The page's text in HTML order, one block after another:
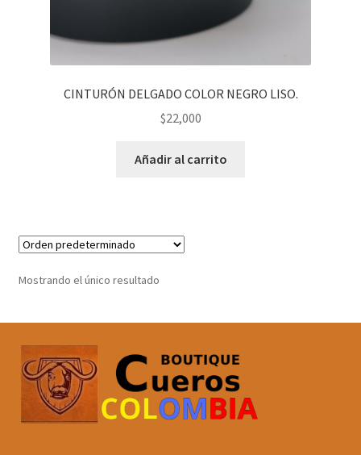
CINTURÓN DELGADO COLOR NEGRO LISO.
$22,000
Añadir al carrito
Mostrando el único resultado